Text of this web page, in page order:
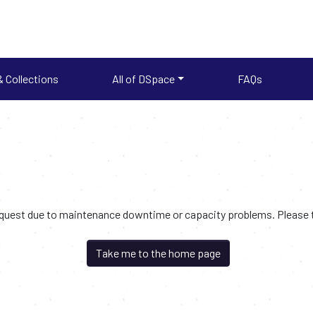
Collections All of DSpace FAQs
due to maintenance downtime or capacity problems. Please
Take me to the home page